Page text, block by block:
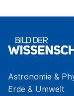
Astronomie &
Erde & Umwelt